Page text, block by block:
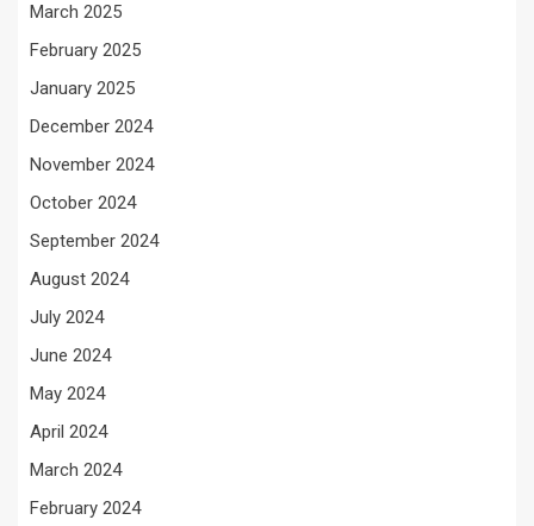
March 2025
February 2025
January 2025
December 2024
November 2024
October 2024
September 2024
August 2024
July 2024
June 2024
May 2024
April 2024
March 2024
February 2024